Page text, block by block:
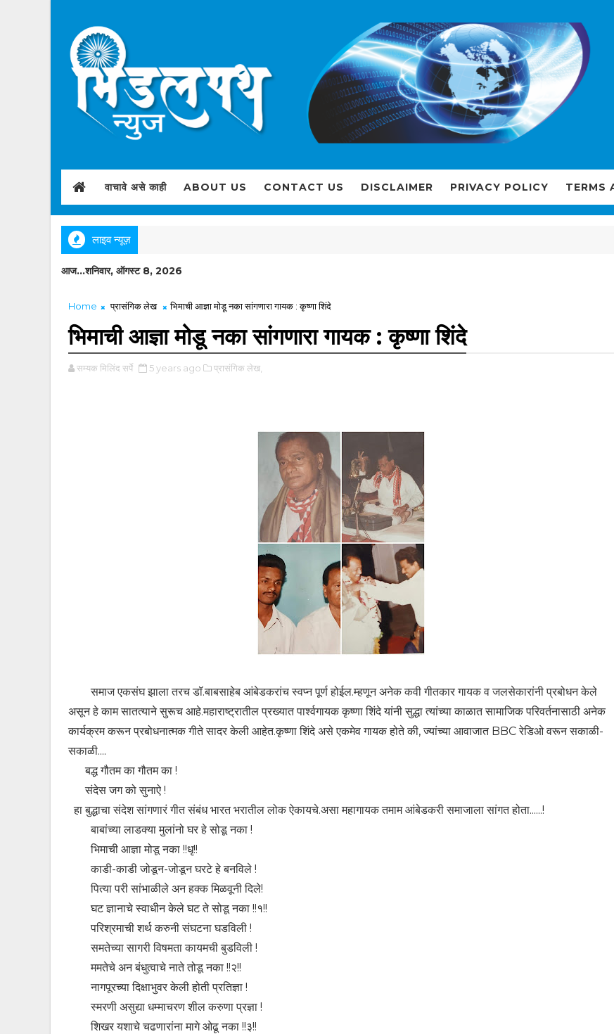
वाचावे असे काही ABOUT US CONTACT US DISCLAIMER PRIVACY POLICY TERMS
लाइव न्यूज़
आज...शनिवार, ऑगस्ट 8, 2026
Home प्रासंगिक लेख भिमाची आज्ञा मोडू नका सांगणारा गायक : कृष्णा शिंदे
भिमाची आज्ञा मोडू नका सांगणारा गायक : कृष्णा शिंदे
सम्यक मिलिंद सर्पे 5 years ago प्रासंगिक लेख,
समाज एकसंघ झाला तरच डॉ.बाबसाहेब आंबेडकरांच स्वप्न पूर्ण होईल.म्हणून अनेक कवी गीतकार गायक व जलसेकारांनी प्रबोधन केले
असून हे काम सातत्याने सुरूच आहे.महाराष्ट्रातील प्रख्यात पार्श्वगायक कृष्णा शिंदे यांनी सुद्धा त्यांच्या काळात सामाजिक परिवर्तनासाठी अनेक
कार्यक्रम करून प्रबोधनात्मक गीते सादर केली आहेत.कृष्णा शिंदे असे एकमेव गायक होते की, ज्यांच्या आवाजात BBC रेडिओ वरून सकाळी-
सकाळी....
बद्ध गौतम का गौतम का !
संदेस जग को सुनाऐ !
हा बुद्धाचा संदेश सांगणारं गीत संबंध भारत भरातील लोक ऐकायचे.असा महागायक तमाम आंबेडकरी समाजाला सांगत होता......!
बाबांच्या लाडक्या मुलांनो घर हे सोडू नका !
भिमाची आज्ञा मोडू नका !!धृ!!
काडी-काडी जोडून-जोडून घरटे हे बनविले !
पित्या परी सांभाळीले अन हक्क मिळवूनी दिले!
घट ज्ञानाचे स्वाधीन केले घट ते सोडू नका !!१!!
परिश्रमाची शर्थ करुनी संघटना घडविली !
समतेच्या सागरी विषमता कायमची बुडविली !
ममतेचे अन बंधुत्वाचे नाते तोडू नका !!२!!
नागपूरच्या दिक्षाभुवर केली होती प्रतिज्ञा !
स्मरणी असुद्या धम्माचरण शील करुणा प्रज्ञा !
शिखर यशाचे चढणारांना मागे ओढू नका !!३!!